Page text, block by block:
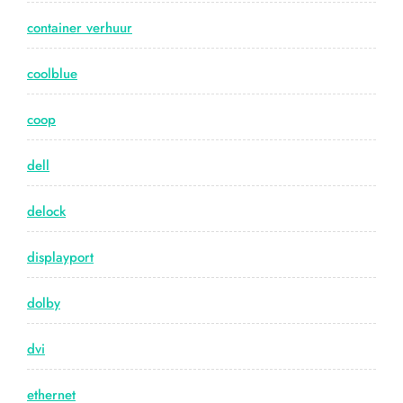
container verhuur
coolblue
coop
dell
delock
displayport
dolby
dvi
ethernet